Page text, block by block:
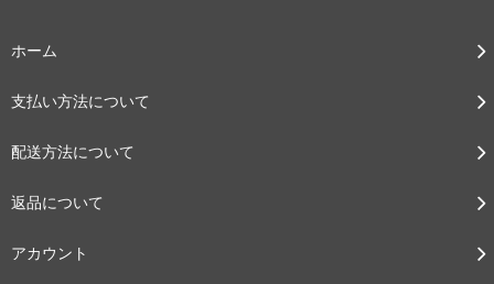
ホーム
支払い方法について
配送方法について
返品について
アカウント